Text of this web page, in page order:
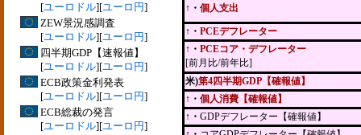
[ユーロドル][ユーロ円]
ZEW景況感調査
[ユーロドル][ユーロ円]
四半期GDP【速報値】
[ユーロドル][ユーロ円]
ECB政策金利発表
[ユーロドル][ユーロ円]
ECB総裁の発言
[ユーロドル][ユーロ円]
↑・ 個人支出
↑・ PCEデフレーター
↑・ PCEコア・デフレーター
[前月比/前年比]
米)第4四半期GDP【確報値】
↑・ 個人消費【確報値】
↑・ GDPデフレーター【確報値】